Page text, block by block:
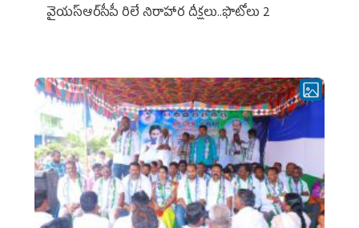
వైయ‌స్ఆర్‌సీపీ రిలే నిరాహార దీక్షలు..ఫొటోలు 2